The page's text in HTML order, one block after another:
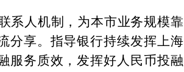
系人机制，为本市业务规模靠
分享。指导银行持续发挥上海
服务质效，发挥好人民币投融